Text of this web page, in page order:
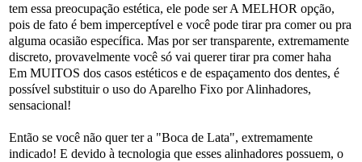
tem essa preocupação estética, ele pode ser A MELHOR opção,
pois de fato é bem imperceptível e você pode tirar pra comer ou pra
alguma ocasião específica. Mas por ser transparente, extremamente
discreto, provavelmente você só vai querer tirar pra comer haha
Em MUITOS dos casos estéticos e de espaçamento dos dentes, é
possível substituir o uso do Aparelho Fixo por Alinhadores,
sensacional!
Então se você não quer ter a "Boca de Lata", extremamente
indicado! E devido à tecnologia que esses alinhadores possuem, o